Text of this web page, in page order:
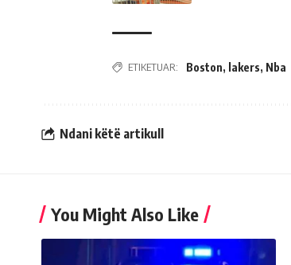
ETIKETUAR: Boston, lakers, Nba
Ndani këtë artikull
You Might Also Like